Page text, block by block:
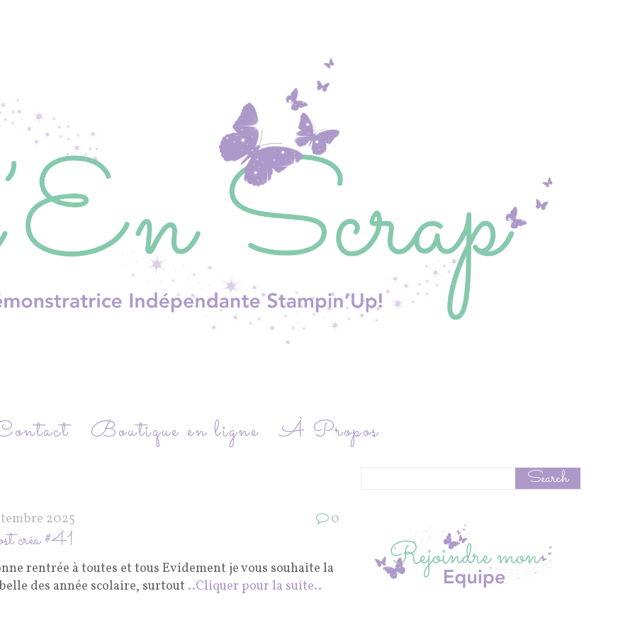
Boutique en ligne
À Propos
2025 0
créa #41
rentrée à toutes et tous Evidement je vous souhaite la
des année scolaire, surtout ..Cliquer pour la suite..